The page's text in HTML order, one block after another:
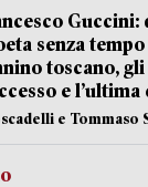
Guccini:
senza
toscano,
e l’ultima
e Tommaso